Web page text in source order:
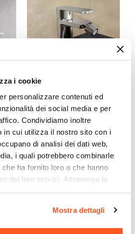
i cookie
personalizzare contenuti ed
dei social media e per
Condividiamo inoltre
in cui utilizza il nostro sito con i
di analisi dei dati web,
i quali potrebbero combinarle
ha fornito loro o che hanno
dei loro servizi. Attraverso la
è possibile gestire le proprie
informazioni si invita a leggere la
.
Mostra dettagli
CODICE: FLD-BD
Miscelatore bidet 12h cm
cromo – Fluid
€ 42,00